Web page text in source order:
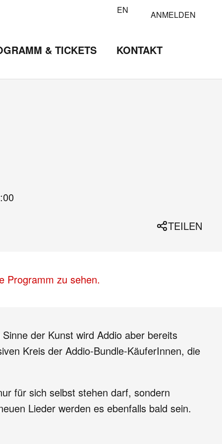
EN ANMELDEN
& TICKETS KONTAKT
TEILEN
Programm zu sehen.
der Kunst wird Addio aber bereits
Kreis der Addio-Bundle-KäuferInnen, die
für sich selbst stehen darf, sondern
Lieder werden es ebenfalls bald sein.